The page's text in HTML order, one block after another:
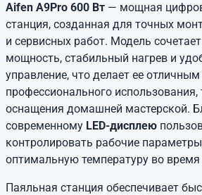
Aifen A9Pro 600 Вт — мощная
станция, созданная для точных
и сервисных работ. Модель
мощность, стабильный нагрев и
управление, что делает ее
профессионального использования,
оснащения домашней мастерской.
современному LED-дисплею
контролировать рабочие
оптимальную температуру во время
Паяльная станция обеспечивает